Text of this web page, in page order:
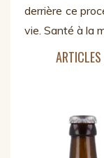
derrière ce
vie. Santé à la